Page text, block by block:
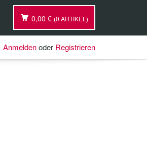
0,00 € (0 ARTIKEL)
Anmeldenoder Registrieren